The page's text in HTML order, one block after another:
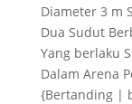
Diameter 3 m
Dua Sudut
Yang berlaku
Dalam Arena
{Bertanding |